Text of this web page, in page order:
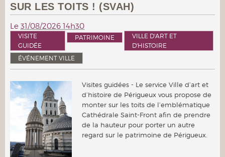
SUR LES TOITS ! (SVAH)
Le 31/08/2026 14h30
VISITE
GUIDÉE
PATRIMOINE
VILLE D'ART ET
D'HISTOIRE
ÉVÉNEMENT VILLE
Visites guidées - Le service Ville d’art et
d’histoire de Périgueux vous propose de
monter sur les toits de l’emblématique
Cathédrale Saint-Front afin de prendre
de la hauteur pour porter un autre
regard sur le patrimoine de Périgueux.